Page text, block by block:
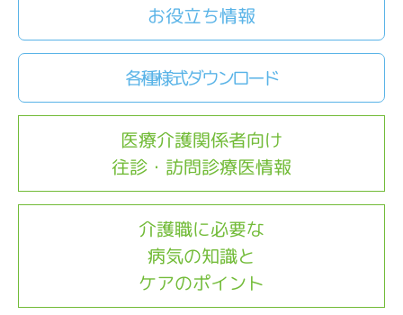
お役立ち情報
各種様式ダウンロード
医療介護関係者向け
往診・訪問診療医情報
介護職に必要な
病気の知識と
ケアのポイント